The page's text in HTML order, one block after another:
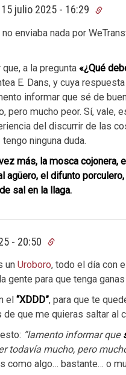
15 julio 2025 - 16:29
enviaba nada por
que, a la pregunta«¿Qué
E. Dans, y cuya
informar que sé de
pero mucho peor. Sí, vale,
del discurrir de las
ninguna duda.
más, la mosca cojonera,
agüero, el difunto
sal en la llaga.
- 20:50
unUroboro, todo el día con
gente para que tenga
el“XDDD”, para que te
de que me quieras saltar al
”lamento informar que
todavía mucho, pero
como algo… bastante… o